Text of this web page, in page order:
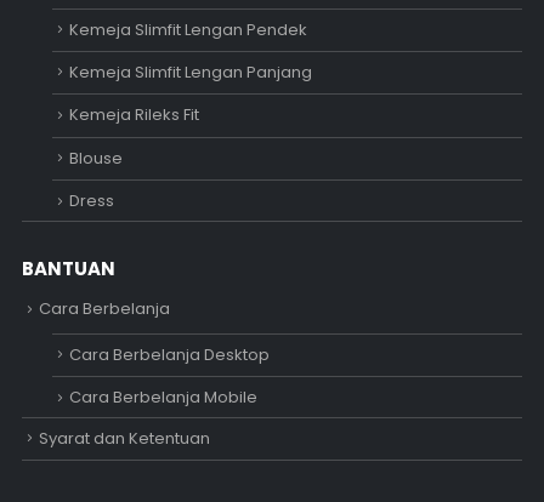
Kemeja Slimfit Lengan Pendek
Kemeja Slimfit Lengan Panjang
Kemeja Rileks Fit
Blouse
Dress
BANTUAN
Cara Berbelanja
Cara Berbelanja Desktop
Cara Berbelanja Mobile
Syarat dan Ketentuan